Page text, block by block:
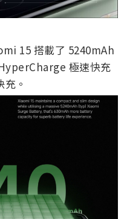
15 搭載了 5240mAh
極速快充
。